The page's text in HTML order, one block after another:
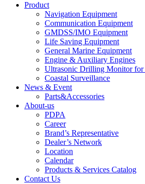
Product
Navigation Equipment
Communication Equipment
GMDSS/IMO Equipment
Life Saving Equipment
General Marine Equipment
Engine & Auxiliary Engines
Ultrasonic Drilling Monitor for
Coastal Surveillance
News & Event
Parts&Accessories
About-us
PDPA
Career
Brand’s Representative
Dealer’s Network
Location
Calendar
Products & Services Catalog
Contact Us